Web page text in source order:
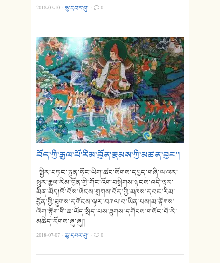
2018-07-10 ·ཆུ་དབར་བུ། · 0
བོད་ཀྱི་རྒྱལ་པོ་རིམ་བྱོན་རྣམས་ཀྱི་མཚན་བྱང་།
སྤྱིར་བཏང་ཏུན་ཧོང་ཡིག་ཚང་སོགས་དཔྱད་གཞི་ལ་ལར་
སྤུར་རྒྱལ་རིམ་བྱོན་གྱི་གོང་འོག་བསྒྲིགས་སྟངས་འདི་ལྟར་
མིན་མོད།ཁོ་བོས་ཡོངས་གྲགས་བོད་ཀྱི་མཁས་དབང་རིམ་
བྱོན་གྱི་ཐུགས་དགོངས་ལྟར་བཀལ་བ་ཡིན་པས།མ་རྟོགས་
ལོག་རྟོག་གི་ཆ་ཡོད་སྲིད་པས་ཐུགས་དགོངས་གསོང་བོ་རེ་
མཆིད་རོགས་ཞུ་ཞུ།།
2018-07-07 ·ཆུ་དབར་བུ། · 0